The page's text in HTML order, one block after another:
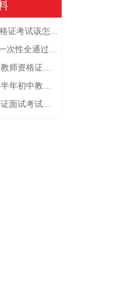
试该怎么复习？
次需要重新报考吗？
要报班备考吗？
师资格证笔试？
考试注意事项